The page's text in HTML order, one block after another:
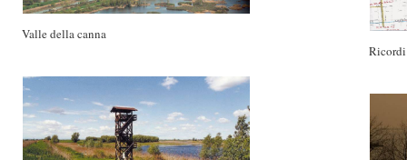
Valle della canna
Ricordi